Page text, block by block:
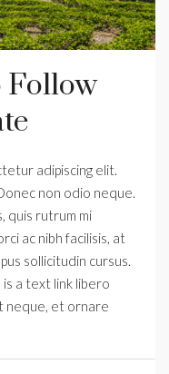
Follow
adipiscing elit.
non odio neque.
quis rutrum mi
ac nibh facilisis, at
sollicitudin cursus.
a text link libero
neque, et ornare